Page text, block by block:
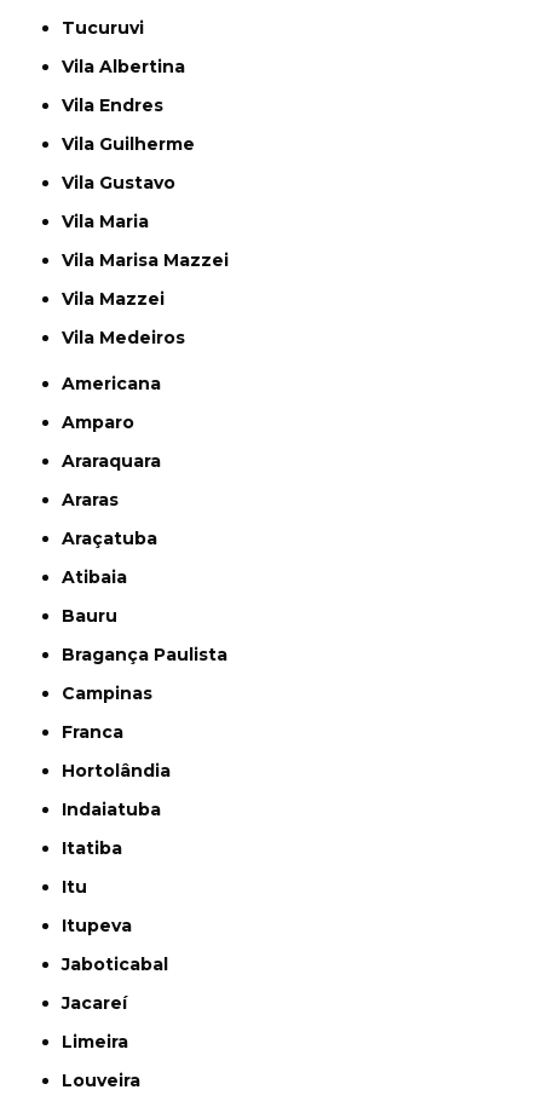
Tucuruvi
Vila Albertina
Vila Endres
Vila Guilherme
Vila Gustavo
Vila Maria
Vila Marisa Mazzei
Vila Mazzei
Vila Medeiros
Americana
Amparo
Araraquara
Araras
Araçatuba
Atibaia
Bauru
Bragança Paulista
Campinas
Franca
Hortolândia
Indaiatuba
Itatiba
Itu
Itupeva
Jaboticabal
Jacareí
Limeira
Louveira